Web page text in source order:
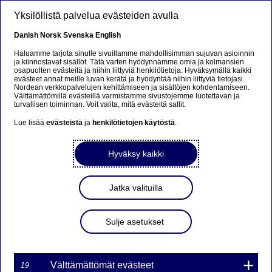
Markkinat ja sijoittaminen
Vuosi lanseerauksesta:
sijoittajien kiinnostus
Empower Europe -rahastoa
kohtaan jatkuu
15-06-2026
Sijoittajat ovat edelleen kiinnostuneita
sijoittamaan Euroopan pitkän aikavälin
Empower Europe -rahastoon sijoitettu sen
ensimmäisen vuoden aikana 870 miljoonaa euroa.
Yksilöllistä palvelua evästeiden avulla
Danish Norsk Svenska English
Haluamme tarjota sinulle sivuillamme mahdollisimman sujuvan asioinnin
ja kiinnostavat sisällöt. Tätä varten hyödynnämme omia ja kolmansien
osapuolten evästeitä ja niihin liittyviä henkilötietoja. Hyväksymällä kaikki
evästeet annat meille luvan kerätä ja hyödyntää niihin liittyviä tietojasi
Nordean verkkopalvelujen kehittämiseen ja sisältöjen kohdentamiseen.
Välttämättömillä evästeillä varmistamme sivustojemme luotettavan ja
turvallisen toiminnan. Voit valita, mitä evästeitä sallit.
Lue lisääevästeistä ja henkilötietojen käytöstä.
Hyväksy kaikki
Jatka valituilla
Sulje asetukset
19 Välttämättömät evästeet